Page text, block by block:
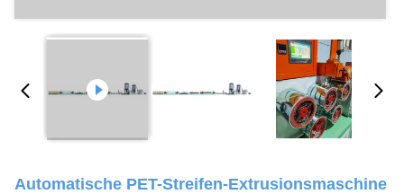
Automatische PET-Streifen-Extrusionsmaschine